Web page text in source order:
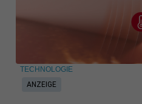
ANZEIGE
TECHNOLOGIE